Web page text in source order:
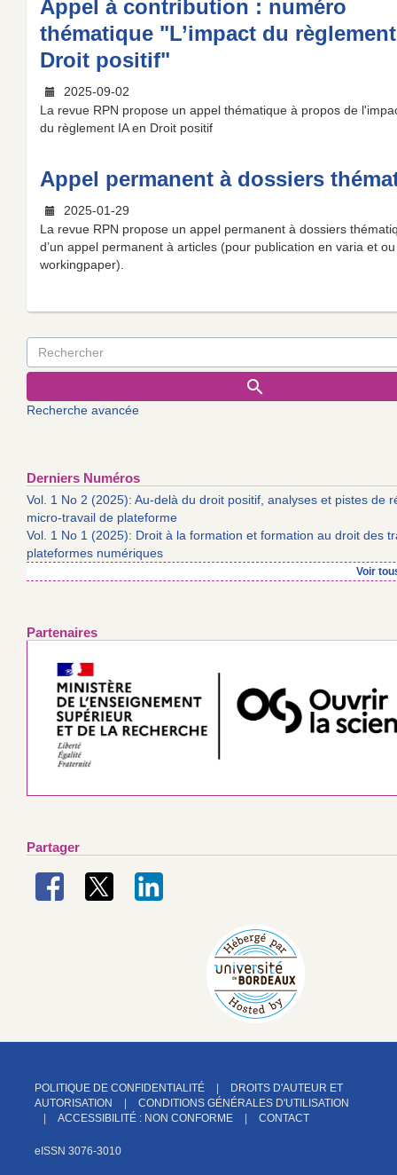
Appel à contribution : numéro
thématique "L’impact du
Droit positif"
2025-09-02
La revue RPN propose un appel thématique à propos de
du règlement IA en Droit positif
Appel permanent à dossiers
2025-01-29
La revue RPN propose un appel permanent à dossiers
d’un appel permanent à articles (pour publication en varia et
workingpaper).
Recherche avancée
Derniers Numéros
Vol. 1 No 2 (2025): Au-delà du droit positif, analyses et pistes de
micro-travail de plateforme
Vol. 1 No 1 (2025): Droit à la formation et formation au droit des
plateformes numériques
Voir
Partenaires
Partager
POLITIQUE DE CONFIDENTIALITÉ
DROITS D'AUTEUR ET
AUTORISATION
CONDITIONS GÉNÉRALES D'UTILISATION
ACCESSIBILITÉ : NON CONFORME
CONTACT
eISSN 3076-3010